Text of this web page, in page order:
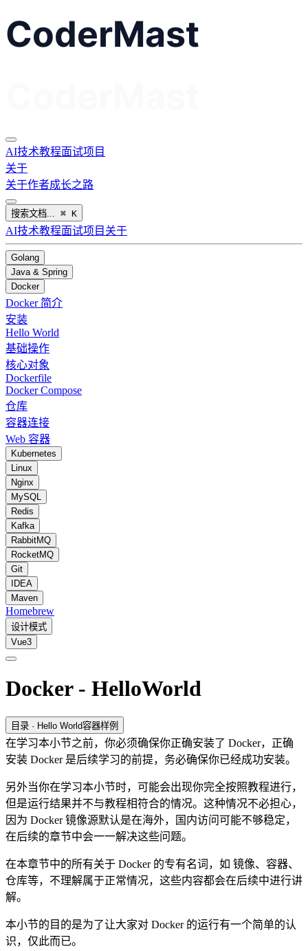
AI技术教程面试项目
关于
关于作者成长之路
搜索文档... ⌘ K
AI技术教程面试项目 关于
Golang
Java & Spring
Docker
Docker 简介
安装
Hello World
基础操作
核心对象
Dockerfile
Docker Compose
仓库
容器连接
Web 容器
Kubernetes
Linux
Nginx
MySQL
Redis
Kafka
RabbitMQ
RocketMQ
Git
IDEA
Maven
Homebrew
设计模式
Vue3
Docker - HelloWorld
目录 · Hello World容器样例
在学习本小节之前，你必须确保你正确安装了 Docker，正确
安装 Docker 是后续学习的前提，务必确保你已经成功安装。
另外当你在学习本小节时，可能会出现你完全按照教程进行，
但是运行结果并不与教程相符合的情况。这种情况不必担心，
因为 Docker 镜像源默认是在海外，国内访问可能不够稳定，
在后续的章节中会一一解决这些问题。
在本章节中的所有关于 Docker 的专有名词，如 镜像、容器、
仓库等，不理解属于正常情况，这些内容都会在后续中进行讲
解。
本小节的目的是为了让大家对 Docker 的运行有一个简单的认
识，仅此而已。